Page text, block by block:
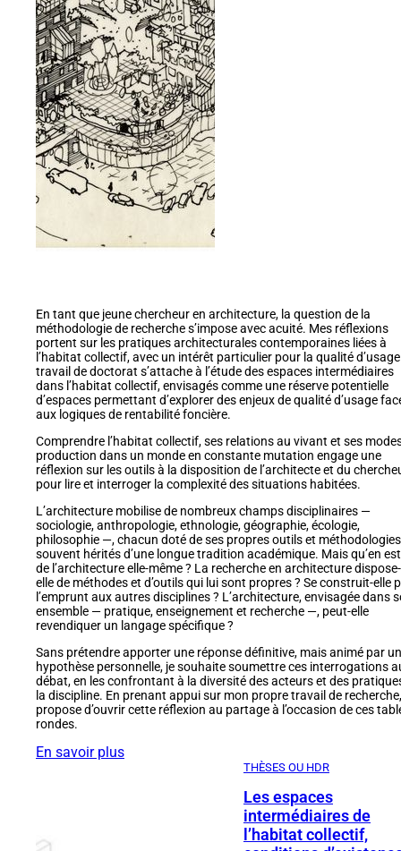
En tant que jeune chercheur en architecture, la question de la
méthodologie de recherche s’impose avec acuité. Mes réflexions
portent sur les pratiques architecturales contemporaines liées à
l’habitat collectif, avec un intérêt particulier pour la qualité
travail de doctorat s’attache à l’étude des espaces intermédiaires
dans l’habitat collectif, envisagés comme une réserve potentielle
d’espaces permettant d’explorer des enjeux de qualité d’usage
aux logiques de rentabilité foncière.
Comprendre l’habitat collectif, ses relations au vivant et ses
production dans un monde en constante mutation engage une
réflexion sur les outils à la disposition de l’architecte et du
pour lire et interroger la complexité des situations habitées.
L’architecture mobilise de nombreux champs disciplinaires —
sociologie, anthropologie, ethnologie, géographie, écologie,
philosophie —, chacun doté de ses propres outils et
souvent hérités d’une longue tradition académique. Mais qu’en
de l’architecture elle-même ? La recherche en architecture
elle de méthodes et d’outils qui lui sont propres ? Se construit-elle
l’emprunt aux autres disciplines ? L’architecture, envisagée dans
ensemble — pratique, enseignement et recherche —, peut-elle
revendiquer un langage spécifique ?
Sans prétendre apporter une réponse définitive, mais animé par
hypothèse personnelle, je souhaite soumettre ces interrogations
débat, en les confrontant à la diversité des acteurs et des
la discipline. En prenant appui sur mon propre travail de
propose d’ouvrir cette réflexion au partage à l’occasion de ces
rondes.
En savoir plus
THÈSES OU HDR
Les espaces
intermédiaires de
l’habitat collectif,